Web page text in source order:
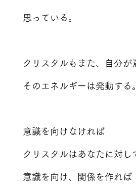
思っている。
クリスタルもまた、自分が
そのエネルギーは発動する。
意識を向けなければ
クリスタルはあなたに対し
意識を向け、関係を作れば